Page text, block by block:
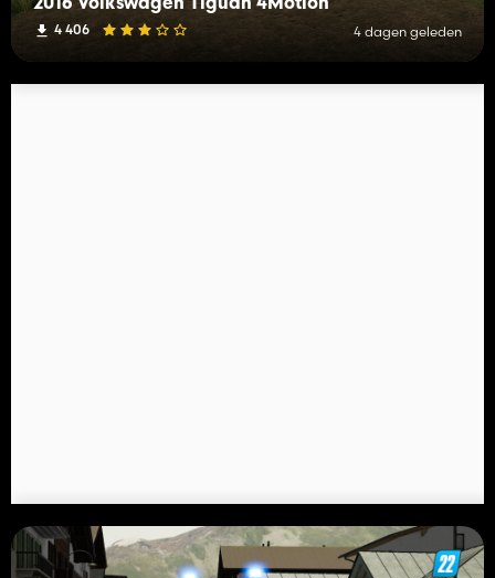
2016 Volkswagen Tiguan 4Motion
4 406 4 dagen geleden